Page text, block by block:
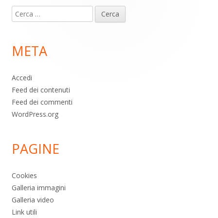
piè
pagina
Ricerca
per:
META
Accedi
Feed dei contenuti
Feed dei commenti
WordPress.org
PAGINE
Cookies
Galleria immagini
Galleria video
Link utili